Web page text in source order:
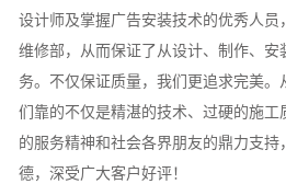
设计师及掌握广告安装技术的优秀人员
维修部，从而保证了从设计、制作、安
务。不仅保证质量，我们更追求完美
们靠的不仅是精湛的技术、过硬的施工
的服务精神和社会各界朋友的鼎力支
德，深受广大客户好评！